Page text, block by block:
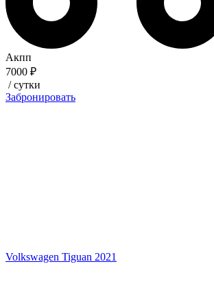
Акпп
7000 ₽
/ сутки
Забронировать
Volkswagen Tiguan 2021